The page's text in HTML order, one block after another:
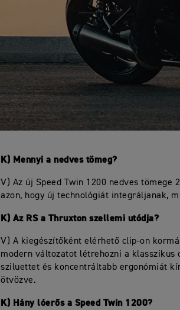
K) Mennyi a nedves tömeg?
V) Az új Speed Twin 1200 nedves tömege
azon, hogy új technológiát integráljanak,
K) Az RS a Thruxton szellemi utódja?
V) A kiegészítőként elérhető clip-on
modern változatot létrehozni a
sziluettet és koncentráltabb ergonómiát
ötvözve.
K) Hány lóerős a Speed Twin 1200?